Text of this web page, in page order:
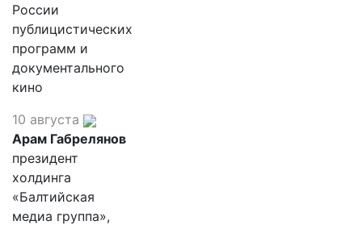
России
публицистических
программ и
документального
кино
10 августа
Арам Габрелянов
президент
холдинга
«Балтийская
медиа группа»,